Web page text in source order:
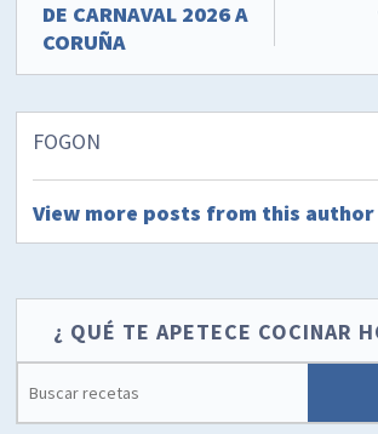
DE CARNAVAL 2026 A
CORUÑA
FOGON
View more posts from this author
¿ QUÉ TE APETECE COCINAR